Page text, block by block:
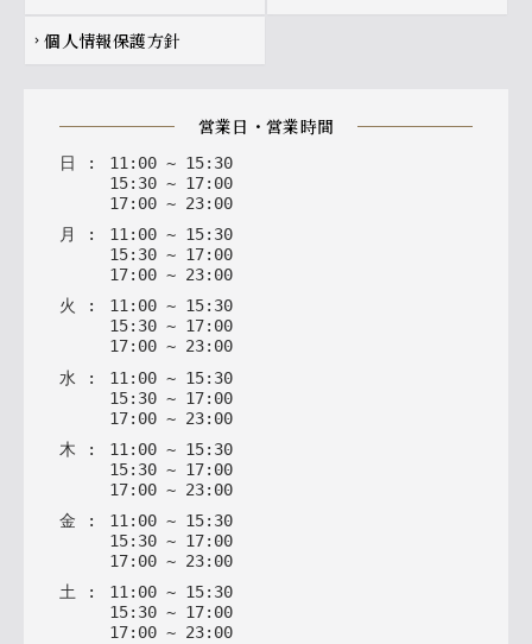
chevron_right 個人情報保護方針
営業日・営業時間
日 : 11 : 00 ~ 15: 30
15: 30 ~ 17: 00
17: 00 ~ 23: 00
月
: 11: 00 ~ 15: 30
15: 30 ~ 17: 00
17: 00 ~ 23: 00
火
: 11: 00 ~ 15: 30
15: 30 ~ 17: 00
17: 00 ~ 23: 00
水 : 11 : 00 ~ 15: 30
15: 30 ~ 17: 00
17: 00 ~ 23: 00
木 : 11 : 00 ~ 15: 30
15: 30 ~ 17: 00
17: 00 ~ 23: 00
金 : 11 : 00 ~ 15: 30
15: 30 ~ 17: 00
17: 00 ~ 23: 00
土 : 11 : 00 ~ 15: 30
15: 30 ~ 17: 00
17: 00 ~ 23: 00